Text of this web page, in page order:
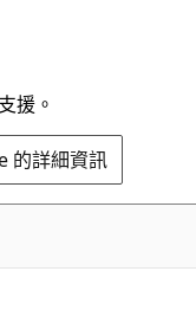
援。
的詳細資訊